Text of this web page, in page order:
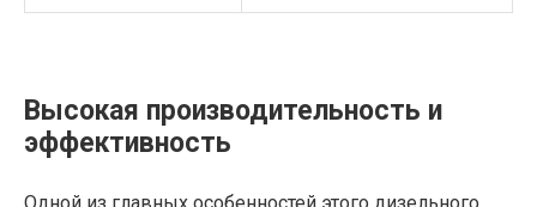
Высокая производительность и
эффективность
Одной из главных особенностей этого дизельного